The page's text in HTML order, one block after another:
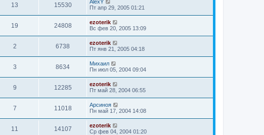
13 15530
AlexY
Пт апр 29, 2005 01:21
19 24808
ezoterik
Вс фев 20, 2005 13:09
2 6738
ezoterik
Пт янв 21, 2005 04:18
3 8634
Михаил
Пн июл 05, 2004 09:04
9 12285
ezoterik
Пт май 28, 2004 06:55
7 11018
Арсиноя
Пн май 17, 2004 14:08
11 14107
ezoterik
Ср фев 04, 2004 01:20